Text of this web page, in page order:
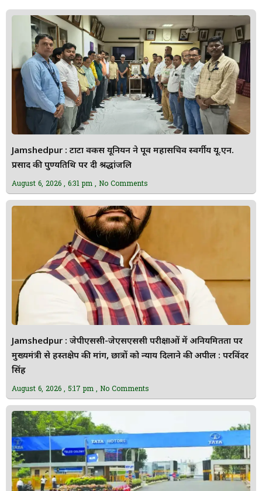
Jamshedpur : टाटा वर्कर्स यूनियन ने पूर्व महासचिव स्वर्गीय यू.एन.
प्रसाद की पुण्यतिथि पर दी श्रद्धांजलि
August 6, 2026 6:31 pm No Comments
Jamshedpur : जेपीएससी-जेएसएससी परीक्षाओं में अनियमितता पर
मुख्यमंत्री से हस्तक्षेप की मांग, छात्रों को न्याय दिलाने की अपील : परविंदर
सिंह
August 6, 2026 5:17 pm No Comments